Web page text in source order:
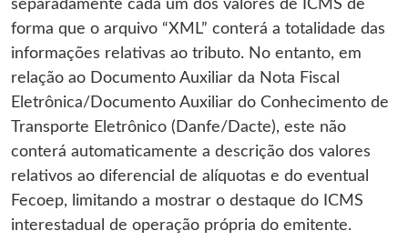
separadamente cada um dos valores de ICMS de
forma que o arquivo “XML” conterá a totalidade das
informações relativas ao tributo. No entanto, em
relação ao Documento Auxiliar da Nota Fiscal
Eletrônica/Documento Auxiliar do Conhecimento de
Transporte Eletrônico (Danfe/Dacte), este não
conterá automaticamente a descrição dos valores
relativos ao diferencial de alíquotas e do eventual
Fecoep, limitando a mostrar o destaque do ICMS
interestadual de operação própria do emitente.